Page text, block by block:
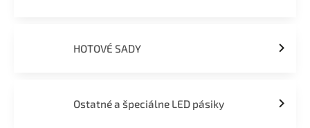
HOTOVÉ SADY
Ostatné a špeciálne LED pásiky